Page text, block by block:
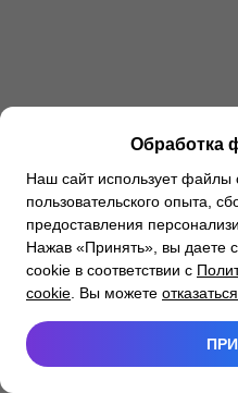
Обработка
Наш сайт использует файлы
пользовательского опыта,
предоставления
Нажав «Принять», вы даете
cookie в соответствии с
cookie . Вы можете отказаться